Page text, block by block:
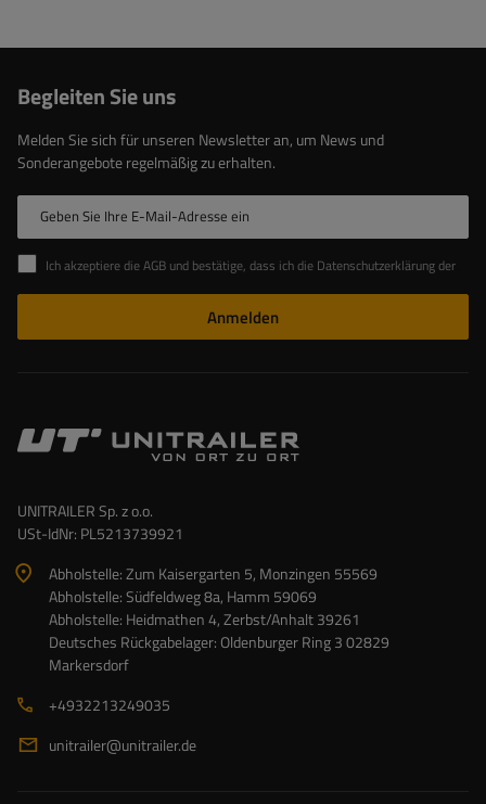
Begleiten Sie uns
Melden Sie sich für unseren Newsletter an, um News und
Sonderangebote regelmäßig zu erhalten.
Geben Sie Ihre E-Mail-Adresse ein
Ich akzeptiere die AGB und bestätige, dass ich die Datenschutzerklärung der Website zur Kenntnis genommen habe
Anmelden
UNITRAILER Sp. z o.o.
USt-IdNr: PL5213739921
Abholstelle: Zum Kaisergarten 5, Monzingen 55569
Abholstelle: Südfeldweg 8a, Hamm 59069
Abholstelle: Heidmathen 4, Zerbst/Anhalt 39261
Deutsches Rückgabelager: Oldenburger Ring 3 02829
Markersdorf
+4932213249035
unitrailer@unitrailer.de